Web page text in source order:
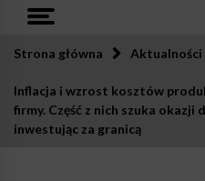
Strona główna Aktualności
Inflacja i wzrost kosztów
firmy. Część z nich szuka
inwestując za granicą